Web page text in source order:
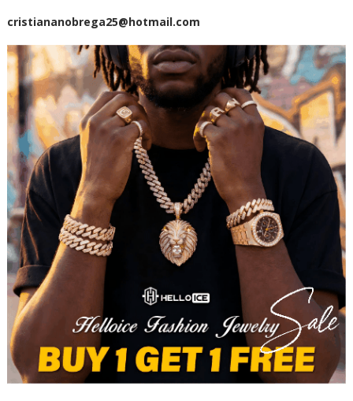
cristiananobrega25@hotmail.com